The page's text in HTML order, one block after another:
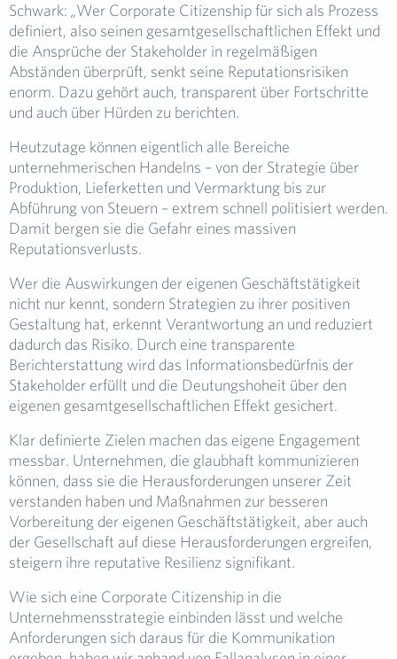
Schwark: „Wer Corporate Citizenship für sich als Prozess
definiert, also seinen gesamtgesellschaftlichen Effekt und
die Ansprüche der Stakeholder in regelmäßigen
Abständen überprüft, senkt seine Reputationsrisiken
enorm. Dazu gehört auch, transparent über Fortschritte
und auch über Hürden zu berichten.
Heutzutage können eigentlich alle Bereiche
unternehmerischen Handelns – von der Strategie über
Produktion, Lieferketten und Vermarktung bis zur
Abführung von Steuern – extrem schnell politisiert werden.
Damit bergen sie die Gefahr eines massiven
Reputationsverlusts.
Wer die Auswirkungen der eigenen Geschäftstätigkeit
nicht nur kennt, sondern Strategien zu ihrer positiven
Gestaltung hat, erkennt Verantwortung an und reduziert
dadurch das Risiko. Durch eine transparente
Berichterstattung wird das Informationsbedürfnis der
Stakeholder erfüllt und die Deutungshoheit über den
eigenen gesamtgesellschaftlichen Effekt gesichert.
Klar definierte Zielen machen das eigene Engagement
messbar. Unternehmen, die glaubhaft kommunizieren
können, dass sie die Herausforderungen unserer Zeit
verstanden haben und Maßnahmen zur besseren
Vorbereitung der eigenen Geschäftstätigkeit, aber auch
der Gesellschaft auf diese Herausforderungen ergreifen,
steigern ihre reputative Resilienz signifikant.
Wie sich eine Corporate Citizenship in die
Unternehmensstrategie einbinden lässt und welche
Anforderungen sich daraus für die Kommunikation